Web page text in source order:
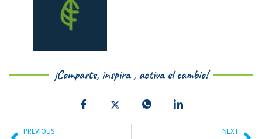
¡Comparte, inspira , activa el cambio!
PREVIOUS
NEXT